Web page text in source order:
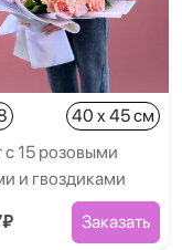
40 x 45 см
с 15 розовыми
и гвоздиками
Заказать